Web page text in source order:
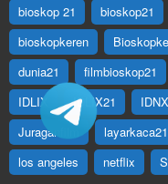
bioskop 21 bioskop21
bioskopkeren
dunia21
filmbioskop21
IDLIX
IDLIX21
Juraganfilm
layarkaca21
los angeles
netflix